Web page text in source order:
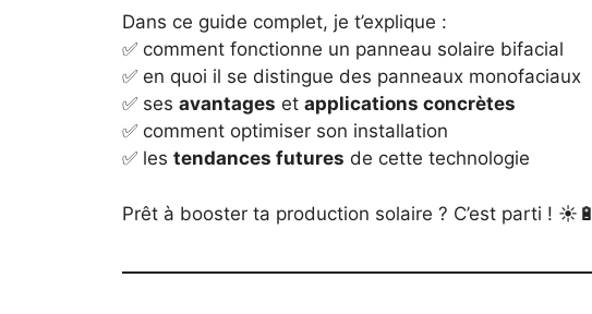
Dans ce guide complet, je t’explique :
✅ comment fonctionne un panneau solaire bifacial
✅ en quoi il se distingue des panneaux monofaciaux
✅ ses avantages et applications concrètes
✅ comment optimiser son installation
✅ les tendances futures de cette technologie
Prêt à booster ta production solaire ? C’est parti ! ☀️🔋